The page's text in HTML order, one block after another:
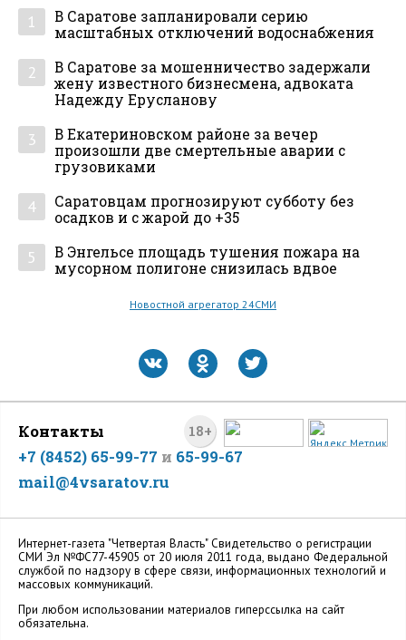
1
В Саратове запланировали серию
масштабных отключений водоснабжения
2
В Саратове за мошенничество задержали
жену известного бизнесмена, адвоката
Надежду Ерусланову
3
В Екатериновском районе за вечер
произошли две смертельные аварии с
грузовиками
4
Саратовцам прогнозируют субботу без
осадков и с жарой до +35
5
В Энгельсе площадь тушения пожара на
мусорном полигоне снизилась вдвое
Новостной агрегатор 24СМИ
18+
Контакты
+7 (8452) 65-99-77 и 65-99-67
mail@4vsaratov.ru
Интернет-газета "Четвертая Власть" Cвидетельство о регистрации
СМИ Эл №ФС77-45905 от 20 июля 2011 года, выдано Федеральной
службой по надзору в сфере связи, информационных технологий и
массовых коммуникаций.
При любом использовании материалов гиперссылка на сайт
обязательна.